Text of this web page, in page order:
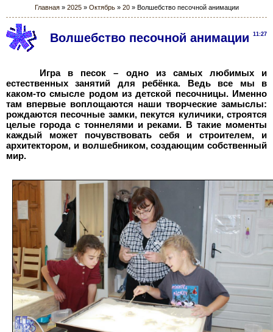
Главная» 2025 » Октябрь » 20» Волшебство песочной анимации
11:27
Волшебство песочной анимации
Игра в песок – одно из самых любимых и
естественных занятий для ребёнка. Ведь все мы в
каком-то смысле родом из детской песочницы. Именно
там впервые воплощаются наши творческие замыслы:
рождаются песочные замки, пекутся куличики, строятся
целые города с тоннелями и реками. В такие моменты
каждый может почувствовать себя и строителем, и
архитектором, и волшебником, создающим собственный
мир.